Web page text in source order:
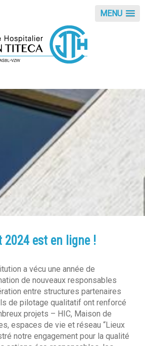
MENU
2024 est en ligne !
a vécu une année de
de nouveaux responsables
entre structures partenaires
de pilotage qualitatif ont renforcé
projets – HIC, Maison de
espaces de vie et réseau “Lieux
notre engagement pour la qualité